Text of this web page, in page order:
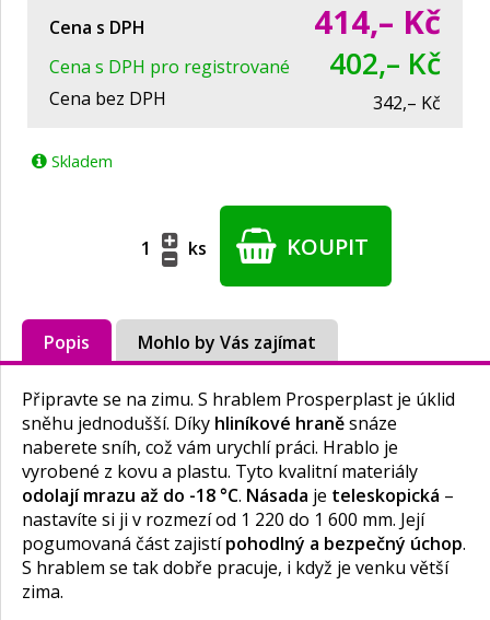
Cena s DPH 414,– Kč
Cena s DPH pro registrované 402,– Kč
Cena bez DPH 342,– Kč
Skladem
ks KOUPIT
Popis Mohlo by Vás zajímat
Připravte se na zimu. S hrablem Prosperplast je úklid
sněhu jednodušší. Díky hliníkové hraněsnáze
naberete sníh, což vám urychlí práci. Hrablo je
vyrobené z kovu a plastu. Tyto kvalitní materiály
odolají mrazu až do -18 °C. Násada je teleskopická –
nastavíte si ji v rozmezí od 1 220 do 1 600 mm. Její
pogumovaná část zajistípohodlný a bezpečný úchop.
S hrablem se tak dobře pracuje, i když je venku větší
zima.